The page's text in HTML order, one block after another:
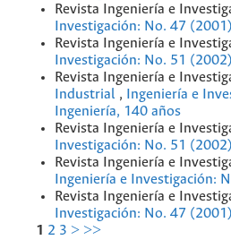
Revista Ingeniería e
Investigación: No. 47
Revista Ingeniería e
Investigación: No. 51 (2002)
Revista Ingeniería e
Industrial ,
Ingeniería e
Ingeniería, 140 años
Revista Ingeniería e
Investigación: No. 51 (2002)
Revista Ingeniería e
Ingeniería e Investigación:
Revista Ingeniería e
Investigación: No. 47
1 2 3 > >>